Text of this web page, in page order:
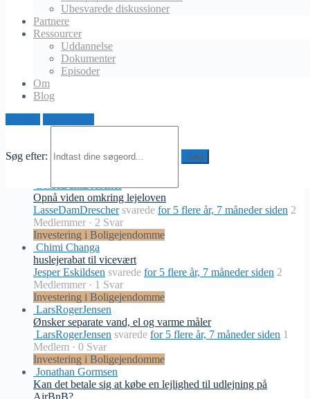
Ubesvarede diskussioner
Partnere
Ressourcer
Uddannelse
Dokumenter
Episoder
Om
Blog
Søg efter:
Opdeling af lejlighed til to separate lejligheder?
Anderssvarede
1 Svar
Investering i Boligejendomme
EsbenV.Hansen
Nyt værktøj til ejendomsinvestoren!
Jesper Sand Wilson
Medlemmer
Jacob Kristoffersen
for 5 flere år, 6 måneder siden
Medlem · 0 Svar
LasseDamDrescher
Opnå viden omkring lejeloven
LasseDamDreschersvarede for 5 flere år, 7 måneder siden 2
Medlemmer · 2 Svar
Investering i Boligejendomme
Chimi Changa
huslejerabat til vicevært
Jesper Eskildsen svarede for 5 flere år, 7 måneder siden 2
Medlemmer · 1 Svar
Investering i Boligejendomme
LarsRogerJensen
Ønsker separate vand, el og varme måler
LarsRogerJensen svarede for 5 flere år, 7 måneder siden 1
Medlem · 0 Svar
Investering i Boligejendomme
Jonathan Gormsen
Kan det betale sig at købe en lejlighed til udlejning på
AirBnB?